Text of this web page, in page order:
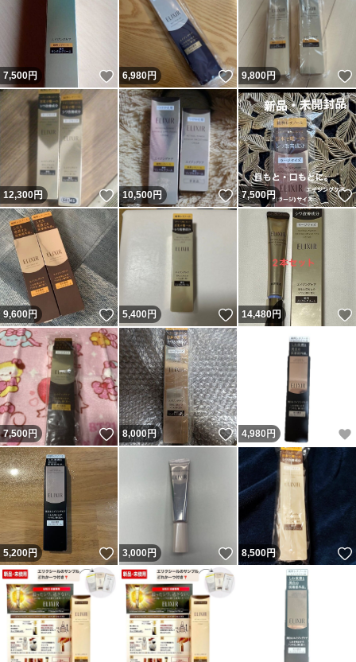
7,500円 いいね！
6,980円 いいね！
9,800円
12,300円 いいね！
10,500円 いいね！
7,500円
9,600円 いいね！
5,400円 いいね！
14,480円
7,500円 いいね！
8,000円 いいね！
4,980 円
5,200円 いいね！
3,000円 いいね！
8,500円